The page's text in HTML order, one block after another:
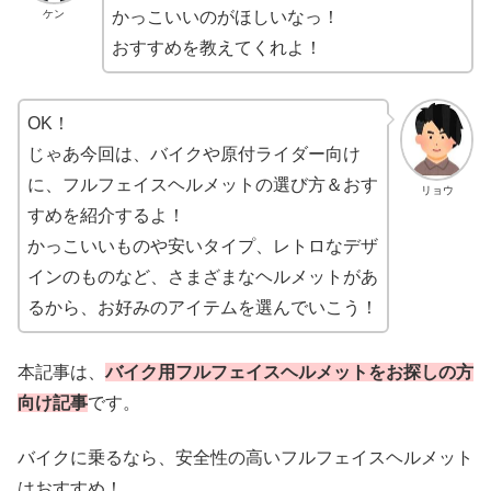
ケン
かっこいいのがほしいなっ！
おすすめを教えてくれよ！
リョウ
OK！
じゃあ今回は、バイクや原付ライダー向け
に、フルフェイスヘルメットの選び方＆おす
すめを紹介するよ！
かっこいいものや安いタイプ、レトロなデザ
インのものなど、さまざまなヘルメットがあ
るから、お好みのアイテムを選んでいこう！
本記事は、バイク用フルフェイスヘルメットをお探しの方
向け記事です。
バイクに乗るなら、安全性の高いフルフェイスヘルメット